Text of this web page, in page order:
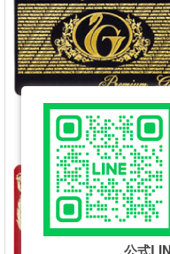
◆プレミアムゴールドラベ
・使用羽毛品質 ★★★★★★
・嵩高性180mm以上
・ダウンパワー440DP以上